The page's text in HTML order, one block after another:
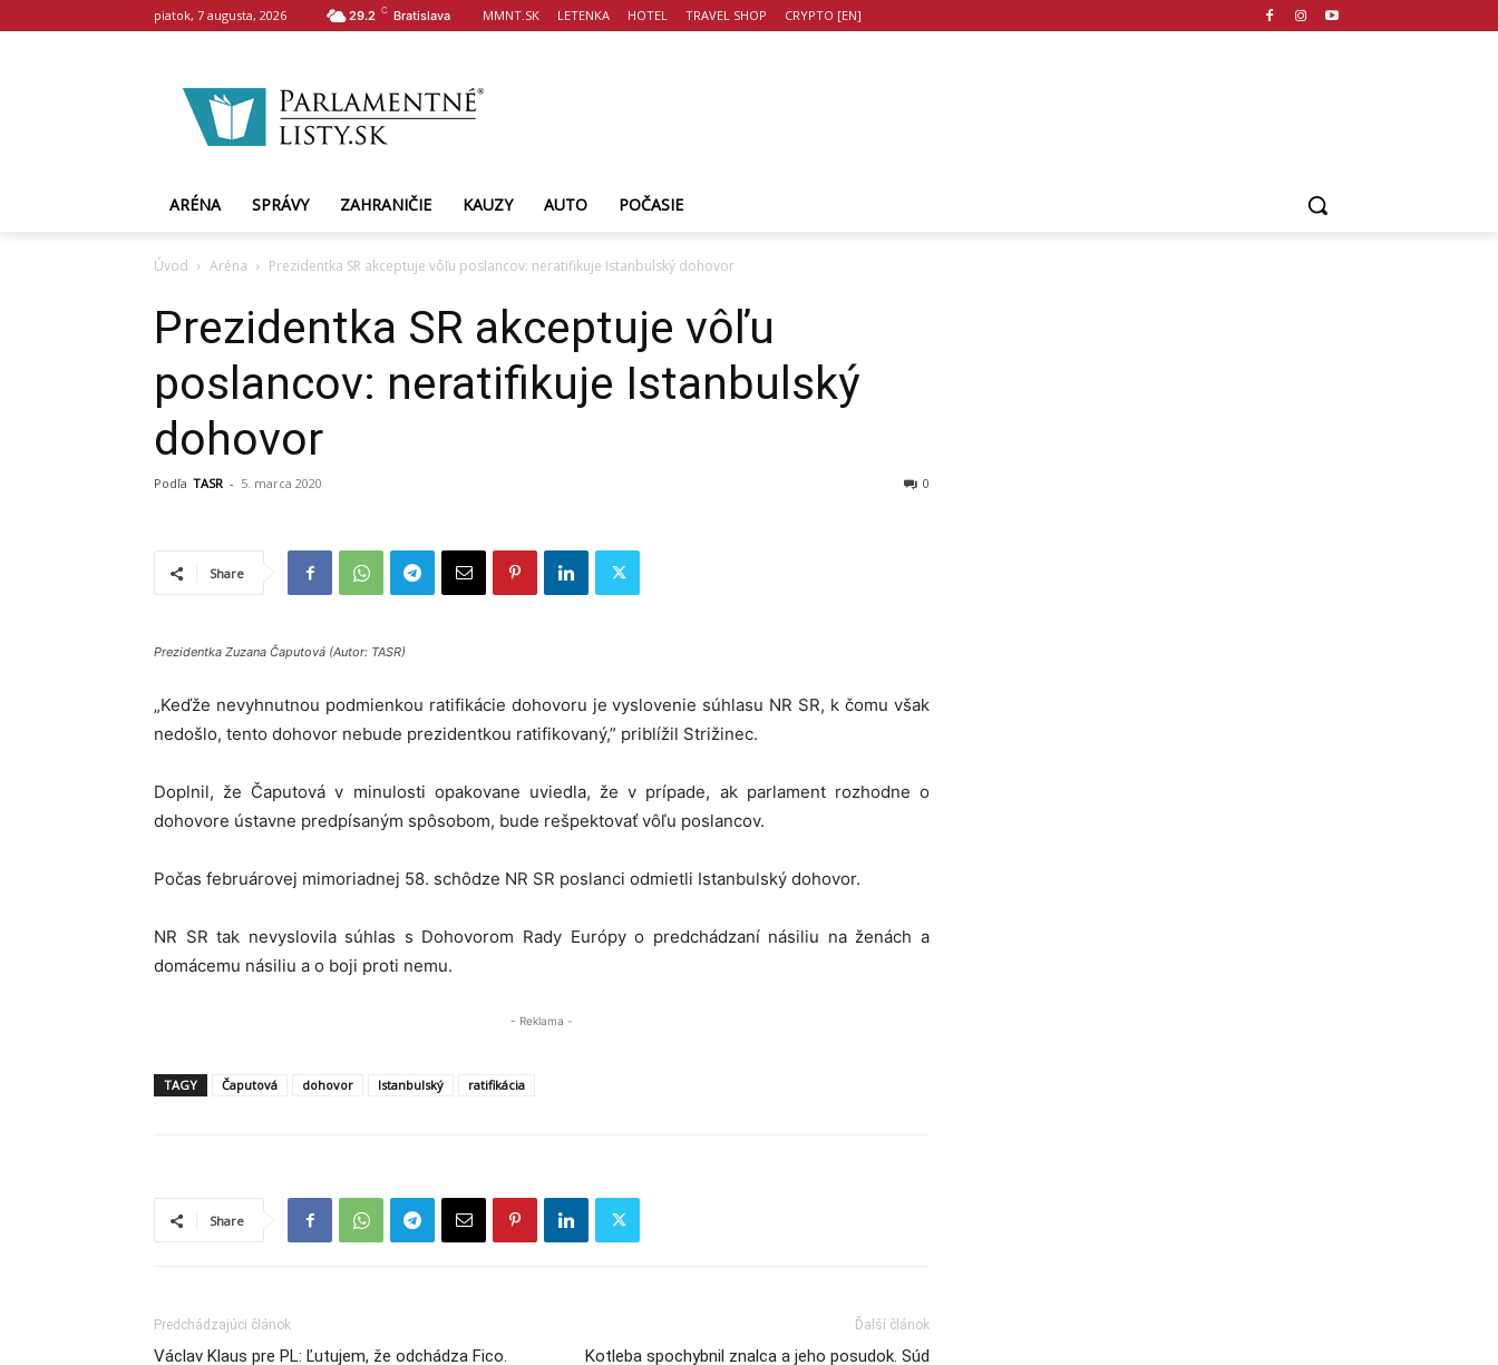
piatok, 7 augusta, 2026 29.2 C Bratislava MMNT.SK LETENKA HOTEL TRAVEL SHOP CRYPTO [EN]
ARÉNA SPRÁVY ZAHRANIČIE KAUZY AUTO POČASIE
Úvod Aréna Prezidentka SR akceptuje vôľu poslancov: neratifikuje Istanbulský dohovor
Prezidentka SR akceptuje vôľu
poslancov: neratifikuje Istanbulský
dohovor
Podľa TASR - 5. marca 2020 0
Share
Prezidentka Zuzana Čaputová (Autor: TASR)
„Keďže nevyhnutnou podmienkou ratifikácie dohovoru je vyslovenie súhlasu NR SR, k čomu však
nedošlo, tento dohovor nebude prezidentkou ratifikovaný,” priblížil Strižinec.
Doplnil, že Čaputová v minulosti opakovane uviedla, že v prípade, ak parlament rozhodne o
dohovore ústavne predpísaným spôsobom, bude rešpektovať vôľu poslancov.
Počas februárovej mimoriadnej 58. schôdze NR SR poslanci odmietli Istanbulský dohovor.
NR SR tak nevyslovila súhlas s Dohovorom Rady Európy o predchádzaní násiliu na ženách a
domácemu násiliu a o boji proti nemu.
- Reklama -
TAGY Čaputová dohovor Istanbulský ratifikácia
Share
Predchádzajúci článok
Václav Klaus pre PL: Ľutujem, že odchádza Fico.
Ďalší článok
Kotleba spochybnil znalca a jeho posudok. Súd